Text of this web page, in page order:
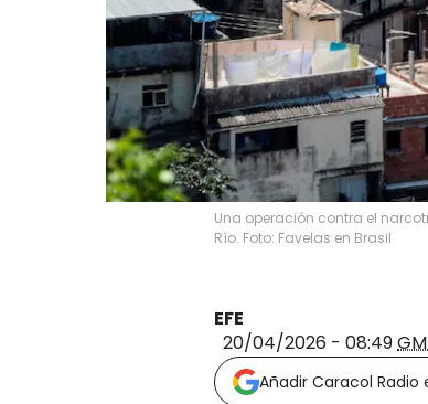
Una operación contra el
Río. Foto: Favelas en Brasil
EFE
20/04/2026 - 08:49
Añadir Caracol Radio